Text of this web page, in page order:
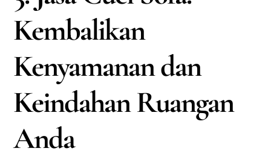
Kembalikan
Kenyamanan dan
Keindahan Ruangan
Anda